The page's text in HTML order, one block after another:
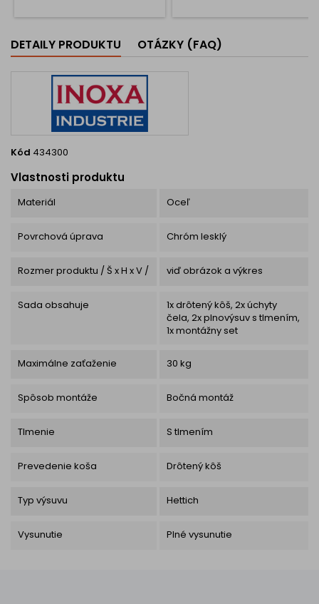
Hĺbka príborníku znamená že
je možné ho použiť v danom...
DETAILY PRODUKTU OTÁZKY (FAQ)
Kód 434300
Vlastnosti produktu
Materiál Oceľ
Povrchová úprava Chróm lesklý
Rozmer produktu / Š x H x V / viď obrázok a výkres
Sada obsahuje
1x drôtený kôš, 2x úchyty
čela, 2x plnovýsuv s tlmením,
1x montážny set
Maximálne zaťaženie 30 kg
Spôsob montáže Bočná montáž
Tlmenie S tlmením
Prevedenie koša Drôtený kôš
Typ výsuvu Hettich
Vysunutie Plné vysunutie